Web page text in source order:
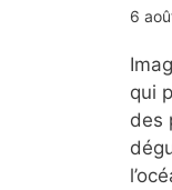
6
qui
des